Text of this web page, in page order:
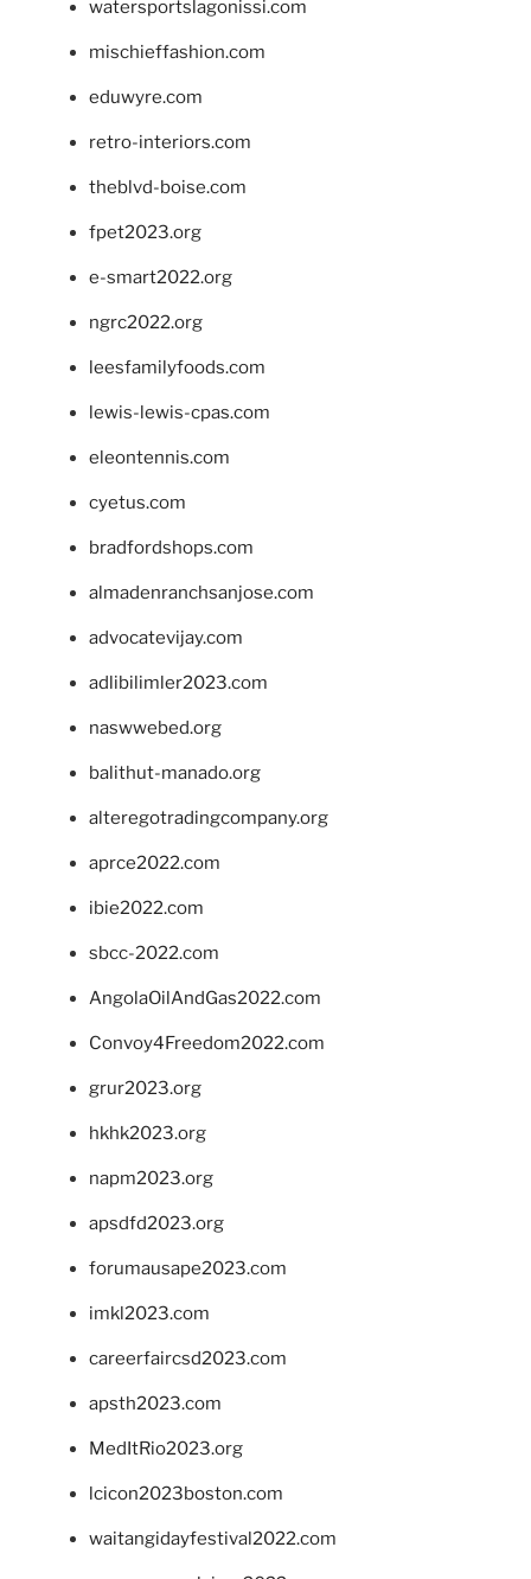
watersportslagonissi.com
mischieffashion.com
eduwyre.com
retro-interiors.com
theblvd-boise.com
fpet2023.org
e-smart2022.org
ngrc2022.org
leesfamilyfoods.com
lewis-lewis-cpas.com
eleontennis.com
cyetus.com
bradfordshops.com
almadenranchsanjose.com
advocatevijay.com
adlibilimler2023.com
naswwebed.org
balithut-manado.org
alteregotradingcompany.org
aprce2022.com
ibie2022.com
sbcc-2022.com
AngolaOilAndGas2022.com
Convoy4Freedom2022.com
grur2023.org
hkhk2023.org
napm2023.org
apsdfd2023.org
forumausape2023.com
imkl2023.com
careerfaircsd2023.com
apsth2023.com
MedItRio2023.org
lcicon2023boston.com
waitangidayfestival2022.com